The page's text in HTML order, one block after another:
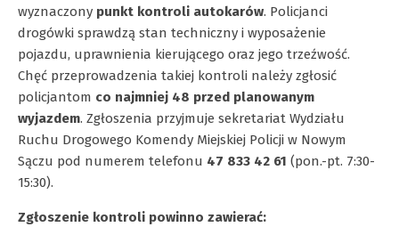
wyznaczony punkt kontroli autokarów. Policjanci
drogówki sprawdzą stan techniczny i wyposażenie
pojazdu, uprawnienia kierującego oraz jego trzeźwość.
Chęć przeprowadzenia takiej kontroli należy zgłosić
policjantom co najmniej 48 przed planowanym
wyjazdem. Zgłoszenia przyjmuje sekretariat Wydziału
Ruchu Drogowego Komendy Miejskiej Policji w Nowym
Sączu pod numerem telefonu 47 833 42 61 (pon.-pt. 7:30-
15:30).
Zgłoszenie kontroli powinno zawierać: